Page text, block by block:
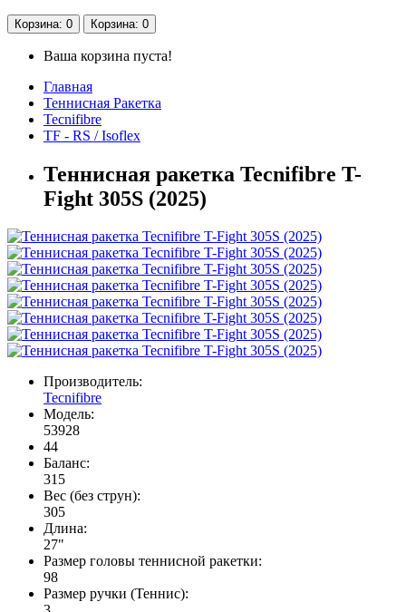
Корзина: 0 Корзина: 0
Ваша корзина пуста!
Главная
Теннисная Ракетка
Tecnifibre
TF - RS / Isoflex
Теннисная ракетка Tecnifibre T-
Fight 305S (2025)
Производитель:
Tecnifibre
Модель:
53928
44
Баланс:
315
Вес (без струн):
305
Длина:
27"
Размер головы теннисной ракетки:
98
Размер ручки (Теннис):